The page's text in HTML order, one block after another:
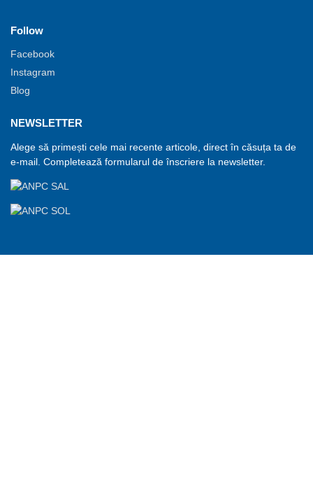
Follow
Facebook
Instagram
Blog
NEWSLETTER
Alege să primești cele mai recente articole, direct în căsuța ta de
e-mail. Completează formularul de înscriere la newsletter.